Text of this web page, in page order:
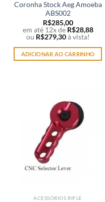
Coronha Stock Aeg Amoeba
ABS002
R$285,00
em até 12x de R$28,88
ou R$279,30 à vista!
ADICIONAR AO CARRINHO
ACESSÓRIOS RIFLE